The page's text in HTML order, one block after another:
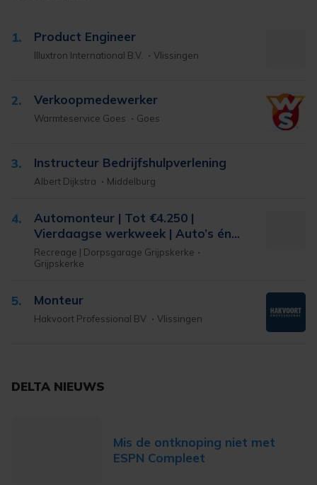
1. Product Engineer
Illuxtron International B.V. Vlissingen
2. Verkoopmedewerker
Warmteservice Goes Goes
3. Instructeur Bedrijfshulpverlening
Albert Dijkstra Middelburg
4.
Automonteur | Tot €4.250 |
Vierdaagse werkweek | Auto’s én
Campers | Direct vast contract
mogelijk
Recreage | Dorpsgarage Grijpskerke
Grijpskerke
5. Monteur
Hakvoort Professional BV Vlissingen
DELTA NIEUWS
Mis de ontknoping niet met
ESPN Compleet